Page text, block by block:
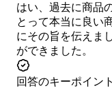
はい、過去に商品
とって本当に良い
にその旨を伝えま
ができました。
回答のキーポイント